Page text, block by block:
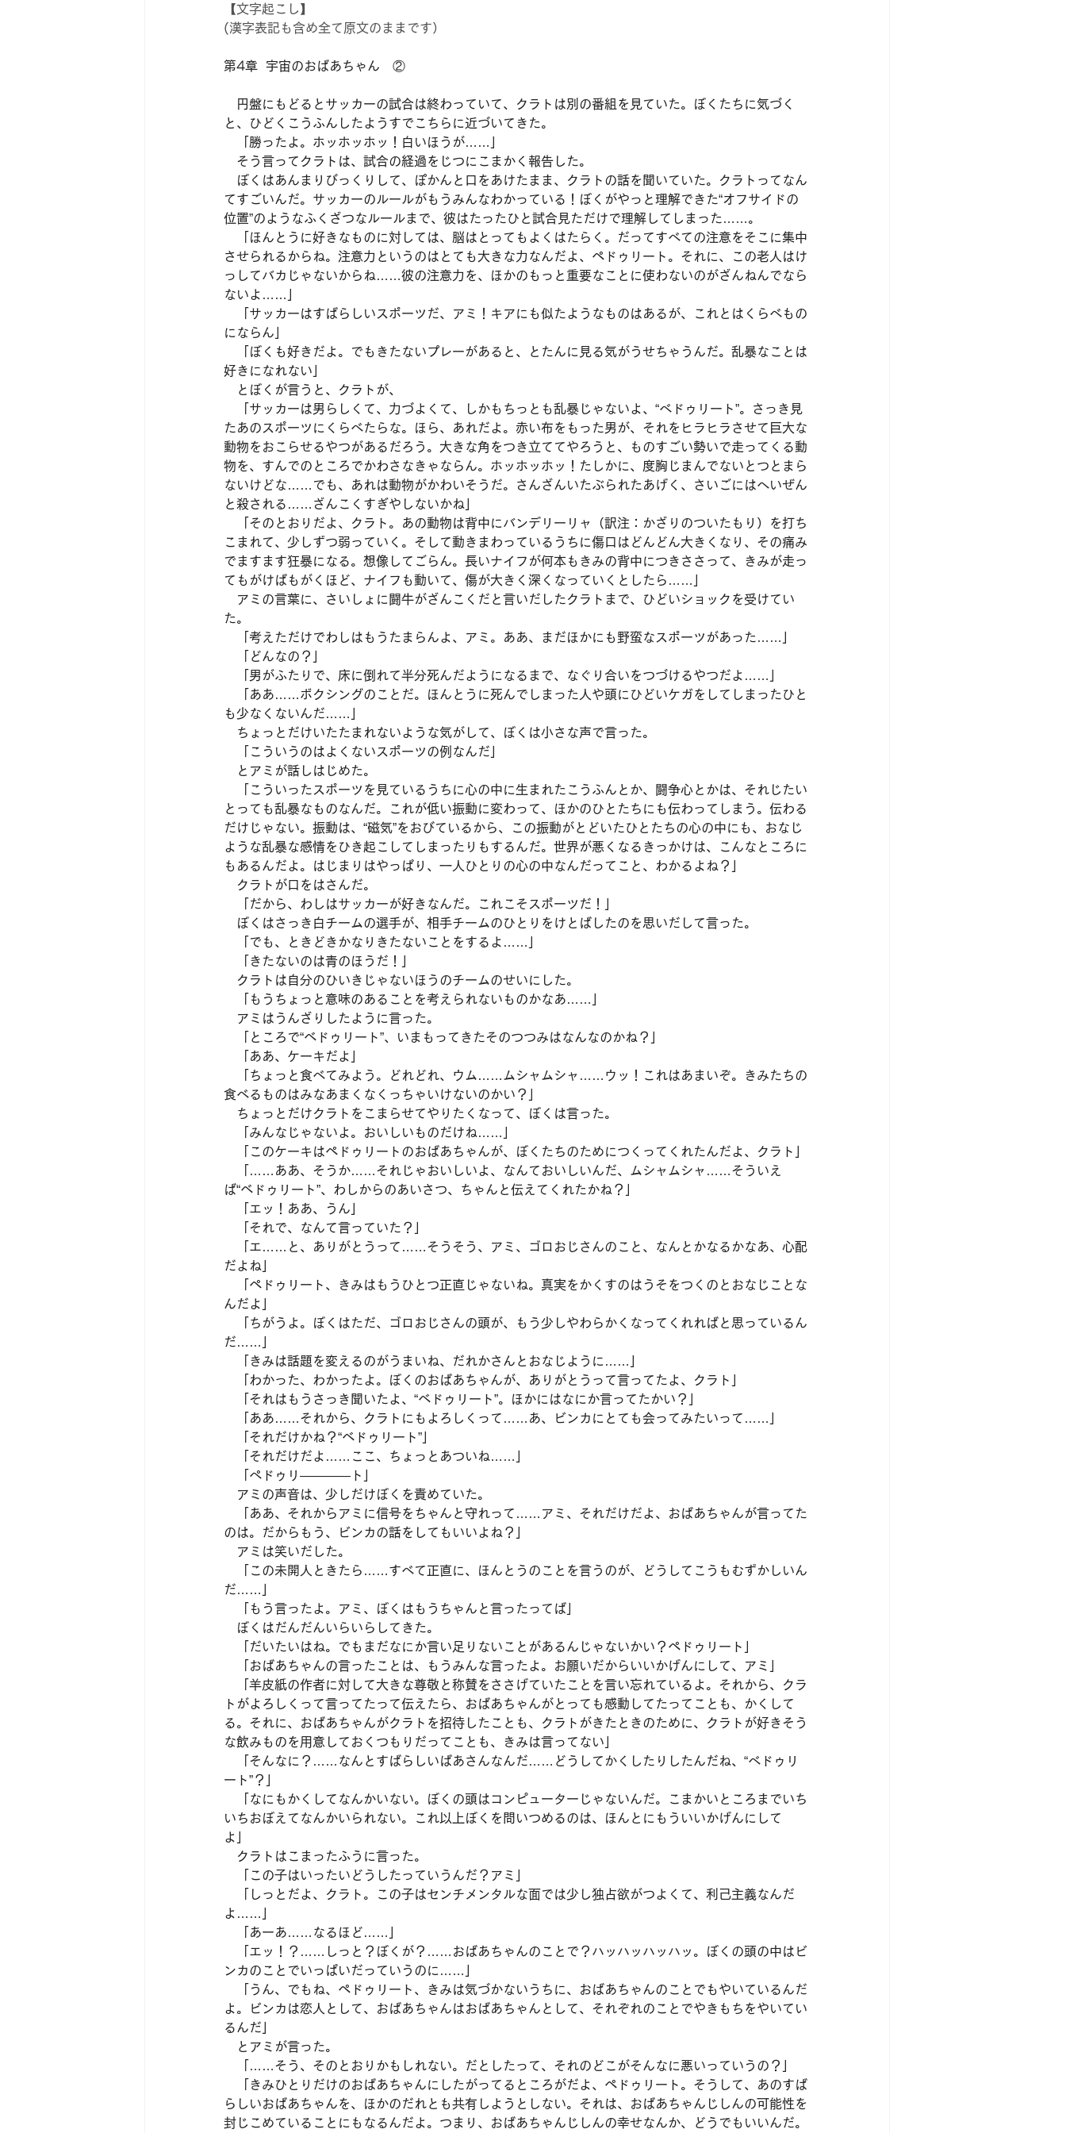
【文字起こし】
(漢字表記も含め全て原文のままです）
第4章  宇宙のおばあちゃん　②
円盤にもどるとサッカーの試合は終わっていて、クラトは別の番組を見ていた。ぼくたちに気づく
と、ひどくこうふんしたようすでこちらに近づいてきた。
「勝ったよ。ホッホッホッ！白いほうが……」
そう言ってクラトは、試合の経過をじつにこまかく報告した。
ぼくはあんまりびっくりして、ぽかんと口をあけたまま、クラトの話を聞いていた。クラトってなん
てすごいんだ。サッカーのルールがもうみんなわかっている！ぼくがやっと理解できた“オフサイドの
位置”のようなふくざつなルールまで、彼はたったひと試合見ただけで理解してしまった……。
「ほんとうに好きなものに対しては、脳はとってもよくはたらく。だってすべての注意をそこに集中
させられるからね。注意力というのはとても大きな力なんだよ、ペドゥリート。それに、この老人はけ
っしてバカじゃないからね……彼の注意力を、ほかのもっと重要なことに使わないのがざんねんでなら
ないよ……」
「サッカーはすばらしいスポーツだ、アミ！キアにも似たようなものはあるが、これとはくらべもの
にならん」
「ぼくも好きだよ。でもきたないプレーがあると、とたんに見る気がうせちゃうんだ。乱暴なことは
好きになれない」
とぼくが言うと、クラトが、
「サッカーは男らしくて、力づよくて、しかもちっとも乱暴じゃないよ、“べドゥリート”。さっき見
たあのスポーツにくらべたらな。ほら、あれだよ。赤い布をもった男が、それをヒラヒラさせて巨大な
動物をおこらせるやつがあるだろう。大きな角をつき立ててやろうと、ものすごい勢いで走ってくる動
物を、すんでのところでかわさなきゃならん。ホッホッホッ！たしかに、度胸じまんでないとつとまら
ないけどな……でも、あれは動物がかわいそうだ。さんざんいたぶられたあげく、さいごにはへいぜん
と殺される……ざんこくすぎやしないかね」
「そのとおりだよ、クラト。あの動物は背中にバンデリーリャ（訳注：かざりのついたもり）を打ち
こまれて、少しずつ弱っていく。そして動きまわっているうちに傷口はどんどん大きくなり、その痛み
でますます狂暴になる。想像してごらん。長いナイフが何本もきみの背中につきささって、きみが走っ
てもがけばもがくほど、ナイフも動いて、傷が大きく深くなっていくとしたら……」
アミの言葉に、さいしょに闘牛がざんこくだと言いだしたクラトまで、ひどいショックを受けてい
た。
「考えただけでわしはもうたまらんよ、アミ。ああ、まだほかにも野蛮なスポーツがあった……」
「どんなの？」
「男がふたりで、床に倒れて半分死んだようになるまで、なぐり合いをつづけるやつだよ……」
「ああ……ボクシングのことだ。ほんとうに死んでしまった人や頭にひどいケガをしてしまったひと
も少なくないんだ……」
ちょっとだけいたたまれないような気がして、ぼくは小さな声で言った。
「こういうのはよくないスポーツの例なんだ」
とアミが話しはじめた。
「こういったスポーツを見ているうちに心の中に生まれたこうふんとか、闘争心とかは、それじたい
とっても乱暴なものなんだ。これが低い振動に変わって、ほかのひとたちにも伝わってしまう。伝わる
だけじゃない。振動は、“磁気”をおびているから、この振動がとどいたひとたちの心の中にも、おなじ
ような乱暴な感情をひき起こしてしまったりもするんだ。世界が悪くなるきっかけは、こんなところに
もあるんだよ。はじまりはやっぱり、一人ひとりの心の中なんだってこと、わかるよね？」
クラトが口をはさんだ。
「だから、わしはサッカーが好きなんだ。これこそスポーツだ！」
ぼくはさっき白チームの選手が、相手チームのひとりをけとばしたのを思いだして言った。
「でも、ときどきかなりきたないことをするよ……」
「きたないのは青のほうだ！」
クラトは自分のひいきじゃないほうのチームのせいにした。
「もうちょっと意味のあることを考えられないものかなあ……」
アミはうんざりしたように言った。
「ところで“ベドゥリート”、いまもってきたそのつつみはなんなのかね？」
「ああ、ケーキだよ」
「ちょっと食べてみよう。どれどれ、ウム……ムシャムシャ……ウッ！これはあまいぞ。きみたちの
食べるものはみなあまくなくっちゃいけないのかい？」
ちょっとだけクラトをこまらせてやりたくなって、ぼくは言った。
「みんなじゃないよ。おいしいものだけね……」
「このケーキはペドゥリートのおばあちゃんが、ぼくたちのためにつくってくれたんだよ、クラト」
「……ああ、そうか……それじゃおいしいよ、なんておいしいんだ、ムシャムシャ……そういえ
ば“ベドゥリート”、わしからのあいさつ、ちゃんと伝えてくれたかね？」
「エッ！ああ、うん」
「それで、なんて言っていた？」
「エ……と、ありがとうって……そうそう、アミ、ゴロおじさんのこと、なんとかなるかなあ、心配
だよね」
「ペドゥリート、きみはもうひとつ正直じゃないね。真実をかくすのはうそをつくのとおなじことな
んだよ」
「ちがうよ。ぼくはただ、ゴロおじさんの頭が、もう少しやわらかくなってくれればと思っているん
だ……」
「きみは話題を変えるのがうまいね、だれかさんとおなじように……」
「わかった、わかったよ。ぼくのおばあちゃんが、ありがとうって言ってたよ、クラト」
「それはもうさっき聞いたよ、“ベドゥリート”。ほかにはなにか言ってたかい？」
「ああ……それから、クラトにもよろしくって……あ、ビンカにとても会ってみたいって……」
「それだけかね？“ベドゥリート”」
「それだけだよ……ここ、ちょっとあついね……」
「ぺドゥリ――――ト」
アミの声音は、少しだけぼくを責めていた。
「ああ、それからアミに信号をちゃんと守れって……アミ、それだけだよ、おばあちゃんが言ってた
のは。だからもう、ビンカの話をしてもいいよね？」
アミは笑いだした。
「この未開人ときたら……すべて正直に、ほんとうのことを言うのが、どうしてこうもむずかしいん
だ……」
「もう言ったよ。アミ、ぼくはもうちゃんと言ったってば」
ぼくはだんだんいらいらしてきた。
「だいたいはね。でもまだなにか言い足りないことがあるんじゃないかい？ペドゥリート」
「おばあちゃんの言ったことは、もうみんな言ったよ。お願いだからいいかげんにして、アミ」
「羊皮紙の作者に対して大きな尊敬と称賛をささげていたことを言い忘れているよ。それから、クラ
トがよろしくって言ってたって伝えたら、おばあちゃんがとっても感動してたってことも、かくして
る。それに、おばあちゃんがクラトを招待したことも、クラトがきたときのために、クラトが好きそう
な飲みものを用意しておくつもりだってことも、きみは言ってない」
「そんなに？……なんとすばらしいばあさんなんだ……どうしてかくしたりしたんだね、“べドゥリ
ート”？」
「なにもかくしてなんかいない。ぼくの頭はコンピューターじゃないんだ。こまかいところまでいち
いちおぼえてなんかいられない。これ以上ぼくを問いつめるのは、ほんとにもういいかげんにして
よ」
クラトはこまったふうに言った。
「この子はいったいどうしたっていうんだ？アミ」
「しっとだよ、クラト。この子はセンチメンタルな面では少し独占欲がつよくて、利己主義なんだ
よ……」
「あーあ……なるほど……」
「エッ！？……しっと？ぼくが？……おばあちゃんのことで？ハッハッハッハッ。ぼくの頭の中はビ
ンカのことでいっぱいだっていうのに……」
「うん、でもね、ペドゥリート、きみは気づかないうちに、おばあちゃんのことでもやいているんだ
よ。ビンカは恋人として、おばあちゃんはおばあちゃんとして、それぞれのことでやきもちをやいてい
るんだ」
とアミが言った。
「……そう、そのとおりかもしれない。だとしたって、それのどこがそんなに悪いっていうの？」
「きみひとりだけのおばあちゃんにしたがってるところがだよ、ペドゥリート。そうして、あのすば
らしいおばあちゃんを、ほかのだれとも共有しようとしない。それは、おばあちゃんじしんの可能性を
封じこめていることにもなるんだよ。つまり、おばあちゃんじしんの幸せなんか、どうでもいいんだ。